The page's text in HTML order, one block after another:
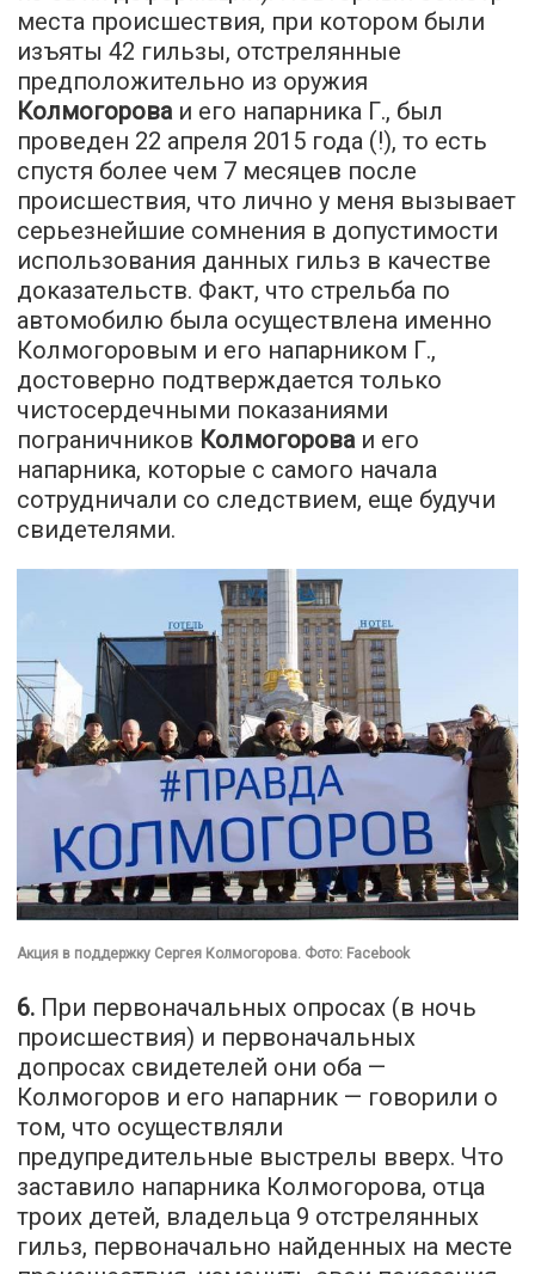
места происшествия, при котором были
изъяты 42 гильзы, отстрелянные
предположительно из оружия
Колмогороваи его напарника Г., был
проведен 22 апреля 2015 года (!), то есть
спустя более чем 7 месяцев после
происшествия, что лично у меня вызывает
серьезнейшие сомнения в допустимости
использования данных гильз в качестве
доказательств. Факт, что стрельба по
автомобилю была осуществлена именно
Колмогоровым и его напарником Г.,
достоверно подтверждается только
чистосердечными показаниями
пограничников Колмогороваи его
напарника, которые с самого начала
сотрудничали со следствием, еще будучи
свидетелями.
Акция в поддержку Сергея Колмогорова. Фото: Facebook
6. При первоначальных опросах (в ночь
происшествия) и первоначальных
допросах свидетелей они оба —
Колмогоров и его напарник — говорили о
том, что осуществляли
предупредительные выстрелы вверх. Что
заставило напарника Колмогорова, отца
троих детей, владельца 9 отстрелянных
гильз, первоначально найденных на месте